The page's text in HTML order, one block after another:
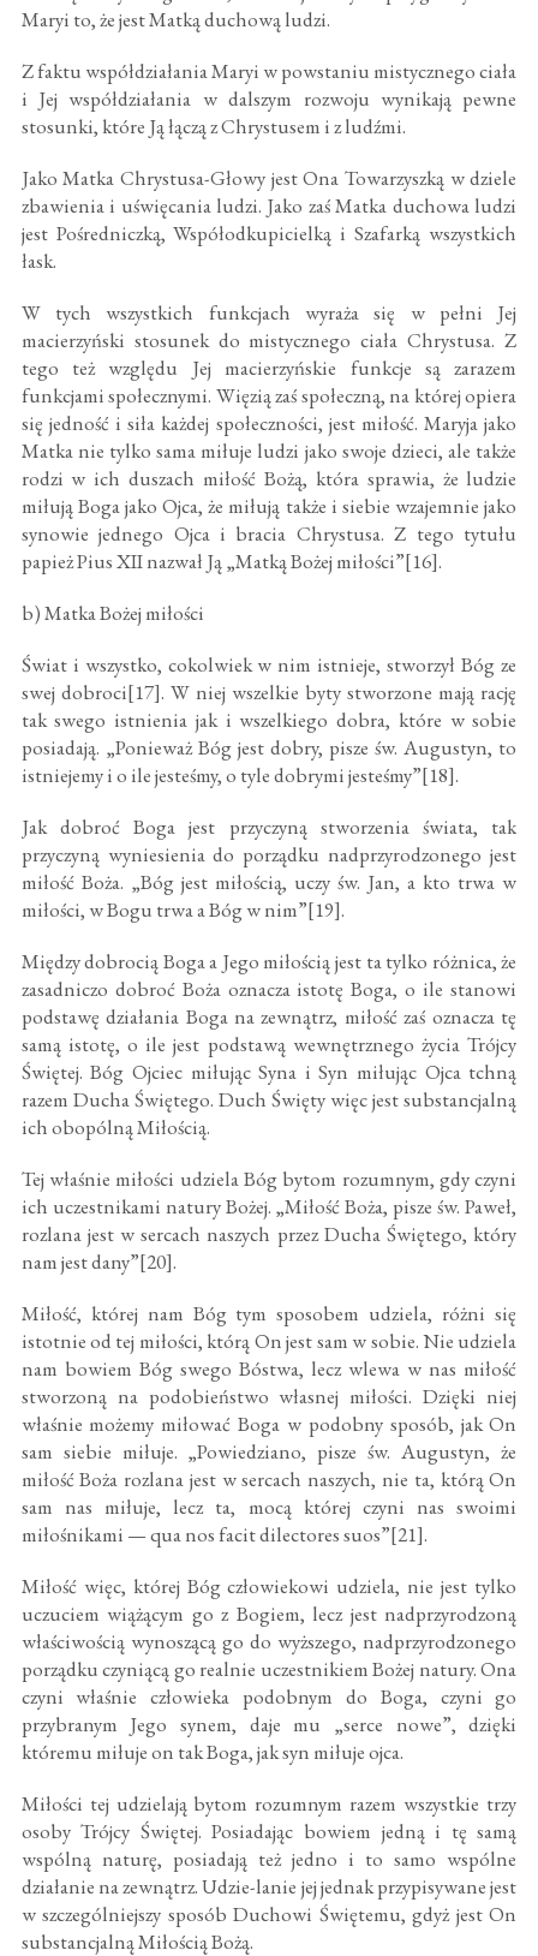
Maryi to, że jest Matką duchową ludzi.
Z faktu współdziałania Maryi w powstaniu mistycznego ciała
i Jej współdziałania w dalszym rozwoju wynikają pewne
stosunki, które Ją łączą z Chrystusem i z ludźmi.
Jako Matka Chrystusa-Głowy jest Ona Towarzyszką w dziele
zbawienia i uświęcania ludzi. Jako zaś Matka duchowa ludzi
jest Pośredniczką, Współodkupicielką i Szafarką wszystkich
łask.
W tych wszystkich funkcjach wyraża się w pełni Jej
macierzyński stosunek do mistycznego ciała Chrystusa. Z
tego też względu Jej macierzyńskie funkcje są zarazem
funkcjami społecznymi. Więzią zaś społeczną, na której opiera
się jedność i siła każdej społeczności, jest miłość. Maryja jako
Matka nie tylko sama miłuje ludzi jako swoje dzieci, ale także
rodzi w ich duszach miłość Bożą, która sprawia, że ludzie
miłują Boga jako Ojca, że miłują także i siebie wzajemnie jako
synowie jednego Ojca i bracia Chrystusa. Z tego tytułu
papież Pius XII nazwał Ją „Matką Bożej miłości”[16].
b) Matka Bożej miłości
Świat i wszystko, cokolwiek w nim istnieje, stworzył Bóg ze
swej dobroci[17]. W niej wszelkie byty stworzone mają rację
tak swego istnienia jak i wszelkiego dobra, które w sobie
posiadają. „Ponieważ Bóg jest dobry, pisze św. Augustyn, to
istniejemy i o ile jesteśmy, o tyle dobrymi jesteśmy”[18].
Jak dobroć Boga jest przyczyną stworzenia świata, tak
przyczyną wyniesienia do porządku nadprzyrodzonego jest
miłość Boża. „Bóg jest miłością, uczy św. Jan, a kto trwa w
miłości, w Bogu trwa a Bóg w nim”[19].
Między dobrocią Boga a Jego miłością jest ta tylko różnica, że
zasadniczo dobroć Boża oznacza istotę Boga, o ile stanowi
podstawę działania Boga na zewnątrz, miłość zaś oznacza tę
samą istotę, o ile jest podstawą wewnętrznego życia Trójcy
Świętej. Bóg Ojciec miłując Syna i Syn miłując Ojca tchną
razem Ducha Świętego. Duch Święty więc jest substancjalną
ich obopólną Miłością.
Tej właśnie miłości udziela Bóg bytom rozumnym, gdy czyni
ich uczestnikami natury Bożej. „Miłość Boża, pisze św. Paweł,
rozlana jest w sercach naszych przez Ducha Świętego, który
nam jest dany”[20].
Miłość, której nam Bóg tym sposobem udziela, różni się
istotnie od tej miłości, którą On jest sam w sobie. Nie udziela
nam bowiem Bóg swego Bóstwa, lecz wlewa w nas miłość
stworzoną na podobieństwo własnej miłości. Dzięki niej
właśnie możemy miłować Boga w podobny sposób, jak On
sam siebie miłuje. „Powiedziano, pisze św. Augustyn, że
miłość Boża rozlana jest w sercach naszych, nie ta, którą On
sam nas miłuje, lecz ta, mocą której czyni nas swoimi
miłośnikami — qua nos facit dilectores suos”[21].
Miłość więc, której Bóg człowiekowi udziela, nie jest tylko
uczuciem wiążącym go z Bogiem, lecz jest nadprzyrodzoną
właściwością wynoszącą go do wyższego, nadprzyrodzonego
porządku czyniącą go realnie uczestnikiem Bożej natury. Ona
czyni właśnie człowieka podobnym do Boga, czyni go
przybranym Jego synem, daje mu „serce nowe”, dzięki
któremu miłuje on tak Boga, jak syn miłuje ojca.
Miłości tej udzielają bytom rozumnym razem wszystkie trzy
osoby Trójcy Świętej. Posiadając bowiem jedną i tę samą
wspólną naturę, posiadają też jedno i to samo wspólne
działanie na zewnątrz. Udzie-lanie jej jednak przypisywane jest
w szczególniejszy sposób Duchowi Świętemu, gdyż jest On
substancjalną Miłością Bożą.